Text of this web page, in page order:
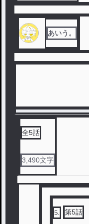
あいう。
全5話
3,490文字
5 第5話